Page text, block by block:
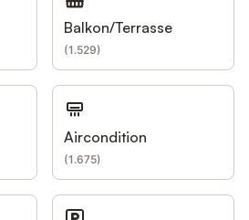
Balkon/Terrasse
(1.529)
Aircondition
(1.675)